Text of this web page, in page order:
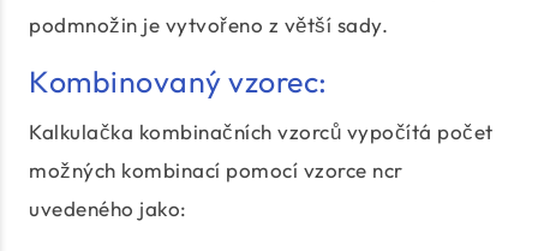
podmnožin je vytvořeno z větší sady.
Kombinovaný vzorec:
Kalkulačka kombinačních vzorců vypočítá počet
možných kombinací pomocí vzorce ncr
uvedeného jako: